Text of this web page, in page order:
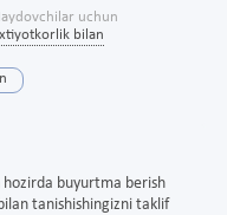
uchun
bilan
buyurtma berish
bilan tanishishingizni taklif